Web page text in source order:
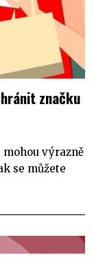
značku
mohou výrazně
se můžete